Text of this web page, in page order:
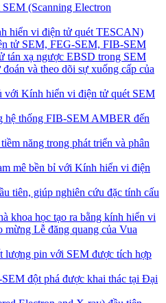
(Scanning Electron
hiển vi điện tử quét TESCAN)
tử SEM, FEG-SEM, FIB-SEM
tán xạ ngược EBSD trong SEM
và theo dõi sự xuống cấp của
với Kính hiển vi điện tử quét SEM
hệ thống FIB-SEM AMBER đến
năng trong phát triển và phân
mê bền bỉ với Kính hiển vi điện
tiên, giúp nghiên cứu đặc tính cấu
khoa học tạo ra bằng kính hiển vi
Lễ đăng quang của Vua
lượng pin với SEM được tích hợp
đột phá được khai thác tại Đại